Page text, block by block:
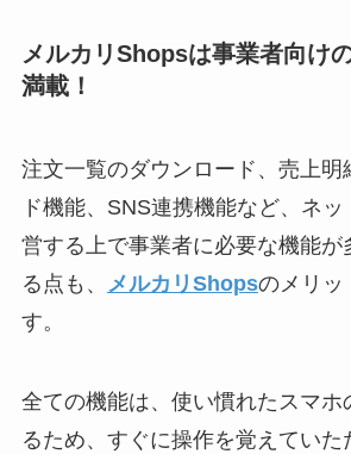
メルカリShopsは事業者向け
満載！
注文一覧のダウンロード、売上明
ド機能、SNS連携機能など、ネ
営する上で事業者に必要な機能が
る点も、
メルカリShopsのメリッ
す。
全ての機能は、使い慣れたスマホ
るため、すぐに操作を覚えていた